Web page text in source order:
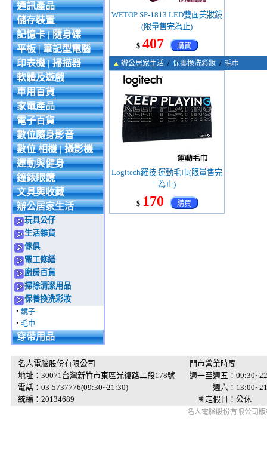
通訊產品
儲存裝置
記憶卡 | 隨身碟
平板 | 筆記型電腦
印表機 | 掃描器
軟體及遊戲
車用百貨
家電產品
電子百貨
數位隨身影音
數位 相機 | 攝影機
運動與健身
鐘錶眼鏡
文具與收藏
辦公居家生活
玩具公仔
生活雜貨
傢俱
電工修繕
廚房百貨
掃除清潔用品
保養換洗彩妝
‧ 鏡子
‧ 毛巾
穿帶用品
WETOP SP-1813 LED雙面美妝鏡
(限量售完為止)
$ 407 購買
▲ 辦公居家生活 / 保養換洗彩妝 / 毛巾
Logitech羅技 運動毛巾(限量售完
為止)
$ 170 購買
名人電腦股份有限公司
地址：30071台灣新竹市東區光復路二段178號
電話：03-5737776(09:30~21:30)
統編：20134689
門市營業時間
週一至週五：
週六：
國定假日：公休
名人電腦股份有限公司版